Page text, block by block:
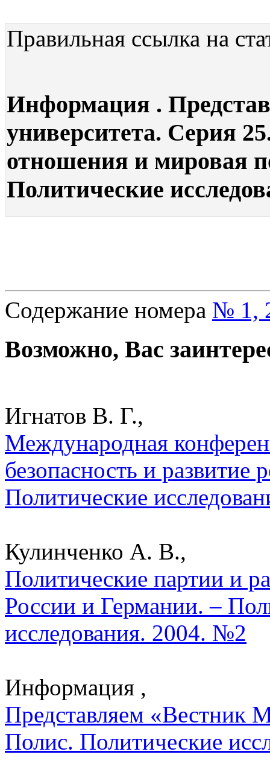
Правильная ссылка на
Информация .
университета. Серия
отношения и мировая
Политические
Содержание номера № 1,
Возможно, Вас
Игнатов В. Г.,
Международная
безопасность и развитие
Политические
Кулинченко А. В.,
Политические партии и
России и Германии. –
исследования. 2004. №2
Информация ,
Представляем
Полис. Политические